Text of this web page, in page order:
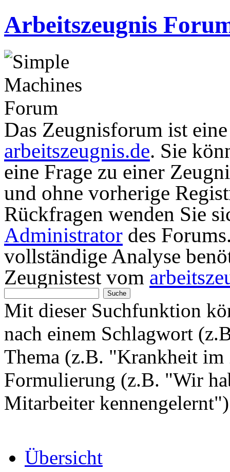
Arbeitszeugnis
Das Zeugnisforum ist
arbeitszeugnis.de. Sie
eine Frage zu einer
und ohne vorherige
Rückfragen wenden Sie
Administrator des
vollständige Analyse
Zeugnistest vom
Mit dieser Suchfunktion
nach einem Schlagwort
Thema (z.B. "Krankheit im
Formulierung (z.B. "Wir
Mitarbeiter
Übersicht